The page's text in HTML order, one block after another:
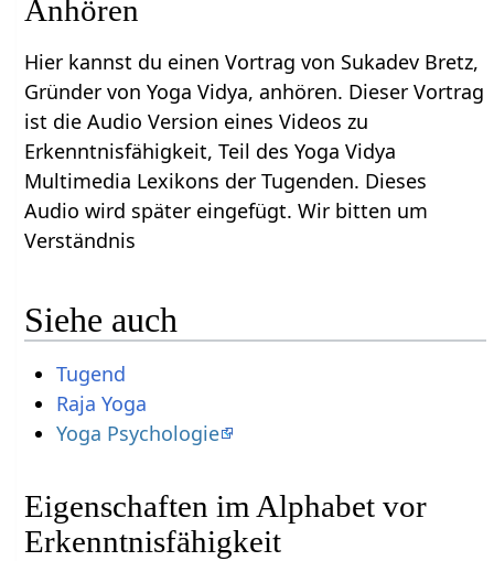
Anhören
Hier kannst du einen Vortrag von Sukadev Bretz,
Gründer von Yoga Vidya, anhören. Dieser Vortrag
ist die Audio Version eines Videos zu
Erkenntnisfähigkeit, Teil des Yoga Vidya
Multimedia Lexikons der Tugenden. Dieses
Audio wird später eingefügt. Wir bitten um
Verständnis
Siehe auch
Tugend
Raja Yoga
Yoga Psychologie
Eigenschaften im Alphabet vor
Erkenntnisfähigkeit